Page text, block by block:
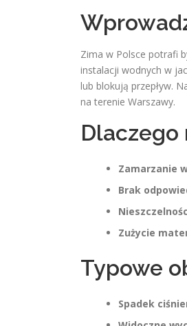
Zima w Polsce potrafi
instalacji wodnych w
lub blokują przepływ.
na terenie Warszawy.
Dlaczego
Zamarzanie
Brak
Zużycie
Typowe
Spadek